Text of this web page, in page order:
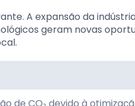
A expansão da
geram novas